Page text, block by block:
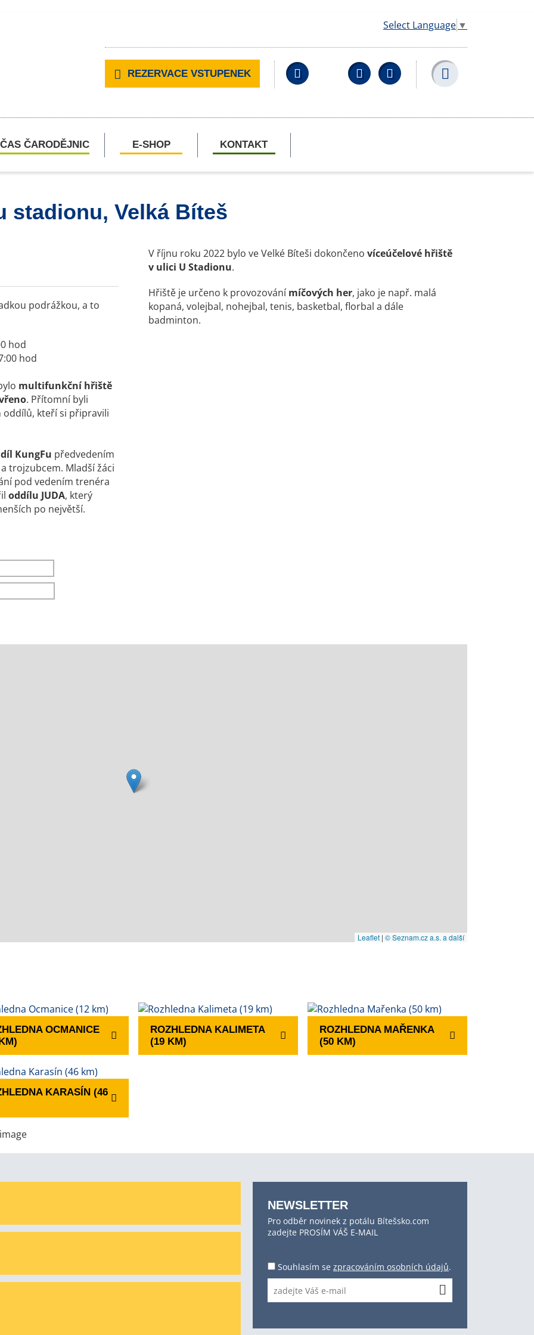
Select Language ▼
REZERVACE VSTUPENEK Facebook YouTubeWikipedia
ČAS ČARODĚJNIC E-SHOP KONTAKT
stadionu, Velká Bíteš
V říjnu roku 2022 bylo ve Velké Bíteši dokončeno víceúčelové hřiště
v ulici U Stadionu.
Hřiště je určeno k provozovánímíčových her, jako je např. malá
kopaná, volejbal, nohejbal, tenis, basketbal, florbal a dále
badminton.
podrážkou, a to
hod
hod
multifunkční hřiště
. Přítomní byli
oddílů, kteří si připravili
KungFu předvedením
trojzubcem. Mladší žáci
pod vedením trenéra
oddílu JUDA, který
po největší.
Leaflet | © Seznam.cz a.s. a další
OCMANICE
ROZHLEDNA KALIMETA
(19 KM)
ROZHLEDNA MAŘENKA
(50 KM)
KARASÍN (46
NEWSLETTER
Pro odběr novinek z potálu Bítešsko.com
zadejte PROSÍM VÁŠ E-MAIL
Souhlasím se zpracováním osobních údajů.